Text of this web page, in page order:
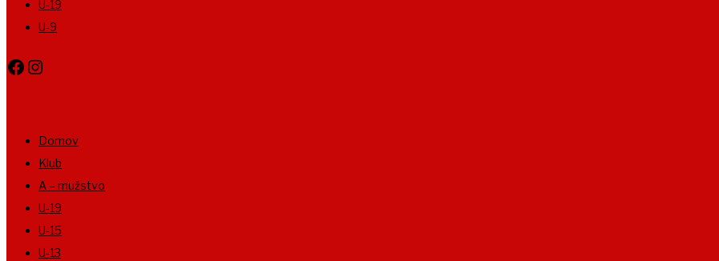
U-19
U-9
Facebook
Instagram
Domov
Klub
A – mužstvo
U-19
U-15
U-13